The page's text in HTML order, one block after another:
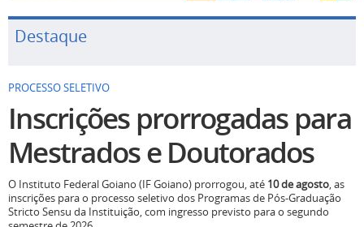
Destaque
PROCESSO SELETIVO
Inscrições prorrogadas para
Mestrados e Doutorados
O Instituto Federal Goiano (IF Goiano) prorrogou, até 10 de agosto, as
inscrições para o processo seletivo dos Programas de Pós-Graduação
Stricto Sensu da Instituição, com ingresso previsto para o segundo